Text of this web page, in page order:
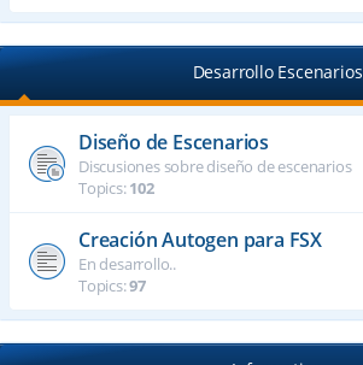
Desarrollo Escenarios
Diseño de Escenarios
Discusiones sobre diseño de escenarios
Topics:102
Creación Autogen para FSX
En desarrollo..
Topics:97